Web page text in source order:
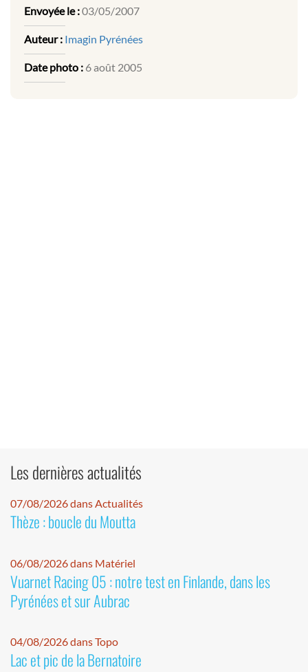
Envoyée le :03/05/2007
Auteur : Imagin Pyrénées
Date photo : 6 août 2005
Les dernières actualités
07/08/2026 dans Actualités
Thèze : boucle du Moutta
06/08/2026 dans Matériel
Vuarnet Racing 05 : notre test en Finlande, dans les
Pyrénées et sur Aubrac
04/08/2026 dans Topo
Lac et pic de la Bernatoire